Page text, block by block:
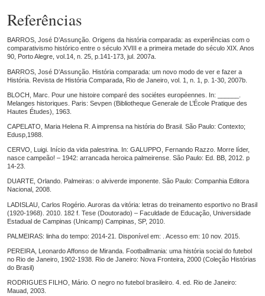
Referências
BARROS, José D’Assunção. Origens da história comparada: as experiências com o
comparativismo histórico entre o século XVIII e a primeira metade do século XIX. Anos
90, Porto Alegre, vol.14, n. 25, p.141-173, jul. 2007a.
BARROS, José D’Assunção. História comparada: um novo modo de ver e fazer a
História. Revista de História Comparada, Rio de Janeiro, vol. 1, n. 1, p. 1-30, 2007b.
BLOCH, Marc. Pour une histoire comparé des sociétes européennes. In: ______.
Melanges historiques. Paris: Sevpen (Bibliotheque Generale de L’École Pratique des
Hautes Études), 1963.
CAPELATO, Maria Helena R. A imprensa na história do Brasil. São Paulo: Contexto;
Edusp,1988.
CERVO, Luigi. Início da vida palestrina. In: GALUPPO, Fernando Razzo. Morre líder,
nasce campeão! – 1942: arrancada heroica palmeirense. São Paulo: Ed. BB, 2012. p
14-23.
DUARTE, Orlando. Palmeiras: o alviverde imponente. São Paulo: Companhia Editora
Nacional, 2008.
LADISLAU, Carlos Rogério. Auroras da vitória: letras do treinamento esportivo no Brasil
(1920-1968). 2010. 182 f. Tese (Doutorado) – Faculdade de Educação, Universidade
Estadual de Campinas (Unicamp) Campinas, SP, 2010.
PALMEIRAS: linha do tempo: 2014-21. Disponível em: . Acesso em: 10 nov. 2015.
PEREIRA, Leonardo Affonso de Miranda. Footballmania: uma história social do futebol
no Rio de Janeiro, 1902-1938. Rio de Janeiro: Nova Fronteira, 2000 (Coleção Histórias
do Brasil)
RODRIGUES FILHO, Mário. O negro no futebol brasileiro. 4. ed. Rio de Janeiro:
Mauad, 2003.